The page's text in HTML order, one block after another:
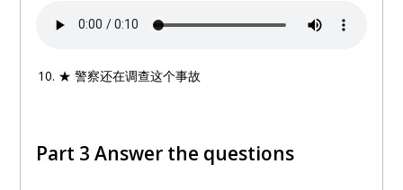
★ 警察还在调查这个事故
Part 3 Answer the questions